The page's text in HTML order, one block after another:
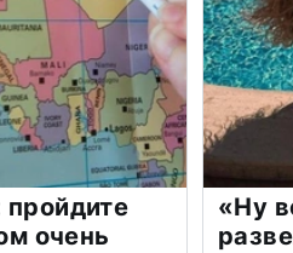
очень
«Ну